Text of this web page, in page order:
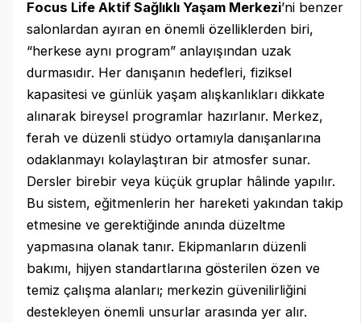
Focus Life Aktif Sağlıklı Yaşam Merkezi’ni benzer
salonlardan ayıran en önemli özelliklerden biri,
“herkese aynı program” anlayışından uzak
durmasıdır. Her danışanın hedefleri, fiziksel
kapasitesi ve günlük yaşam alışkanlıkları dikkate
alınarak bireysel programlar hazırlanır. Merkez,
ferah ve düzenli stüdyo ortamıyla danışanlarına
odaklanmayı kolaylaştıran bir atmosfer sunar.
Dersler birebir veya küçük gruplar hâlinde yapılır.
Bu sistem, eğitmenlerin her hareketi yakından takip
etmesine ve gerektiğinde anında düzeltme
yapmasına olanak tanır. Ekipmanların düzenli
bakımı, hijyen standartlarına gösterilen özen ve
temiz çalışma alanları; merkezin güvenilirliğini
destekleyen önemli unsurlar arasında yer alır.